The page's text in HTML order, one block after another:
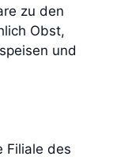
zu den
Obst,
und
Filiale des